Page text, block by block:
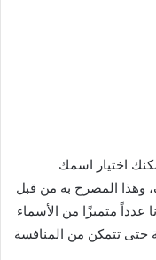
اختيار اسمك
بشرط أن لا يزيد عن 14 حرف، وهذا المصرح به من قبل
عدداً متميزًا من الأسماء
حتى تتمكن من المنافسة